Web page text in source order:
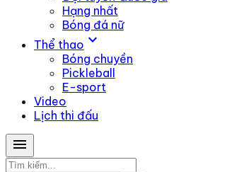
Hạng nhất
Bóng đá nữ
Thể thao expand_more
Bóng chuyền
Pickleball
E-sport
Video
Lịch thi đấu
menu